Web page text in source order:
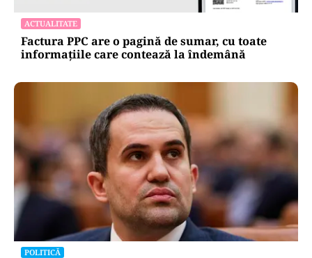
ACTUALITATE
Factura PPC are o pagină de sumar, cu toate
informațiile care contează la îndemână
POLITICĂ